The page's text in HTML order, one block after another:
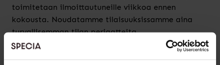
toimitetaan ilmoittautuneille viikkoa ennen
kokousta. Noudatamme tilaisuuksissamme aina
turvallisemman tilan periaatteita.